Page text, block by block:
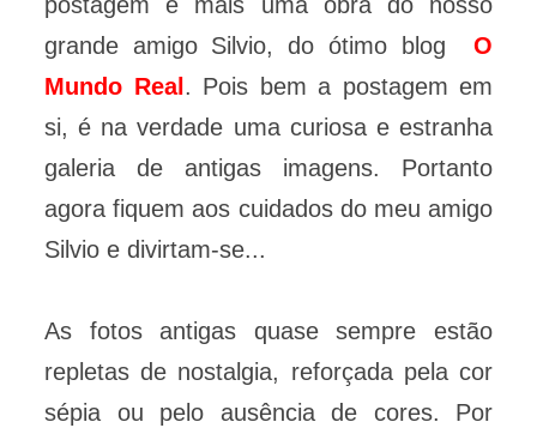
grande amigo Silvio, do ótimo blog O
Mundo Real . Pois bem a postagem em
si, é na verdade uma curiosa e estranha
galeria de antigas imagens. Portanto
agora fiquem aos cuidados do meu amigo
Silvio e divirtam-se...
As fotos antigas quase sempre estão
repletas de nostalgia, reforçada pela cor
sépia ou pelo ausência de cores. Por